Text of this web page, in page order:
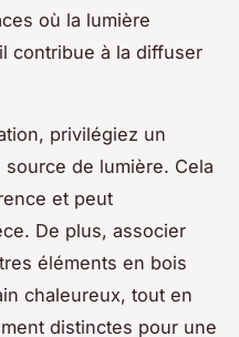
où la lumière
contribue à la diffuser
privilégiez un
source de lumière. Cela
et peut
De plus, associer
éléments en bois
chaleureux, tout en
distinctes pour une